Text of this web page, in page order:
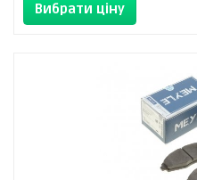
Вибрати ціну